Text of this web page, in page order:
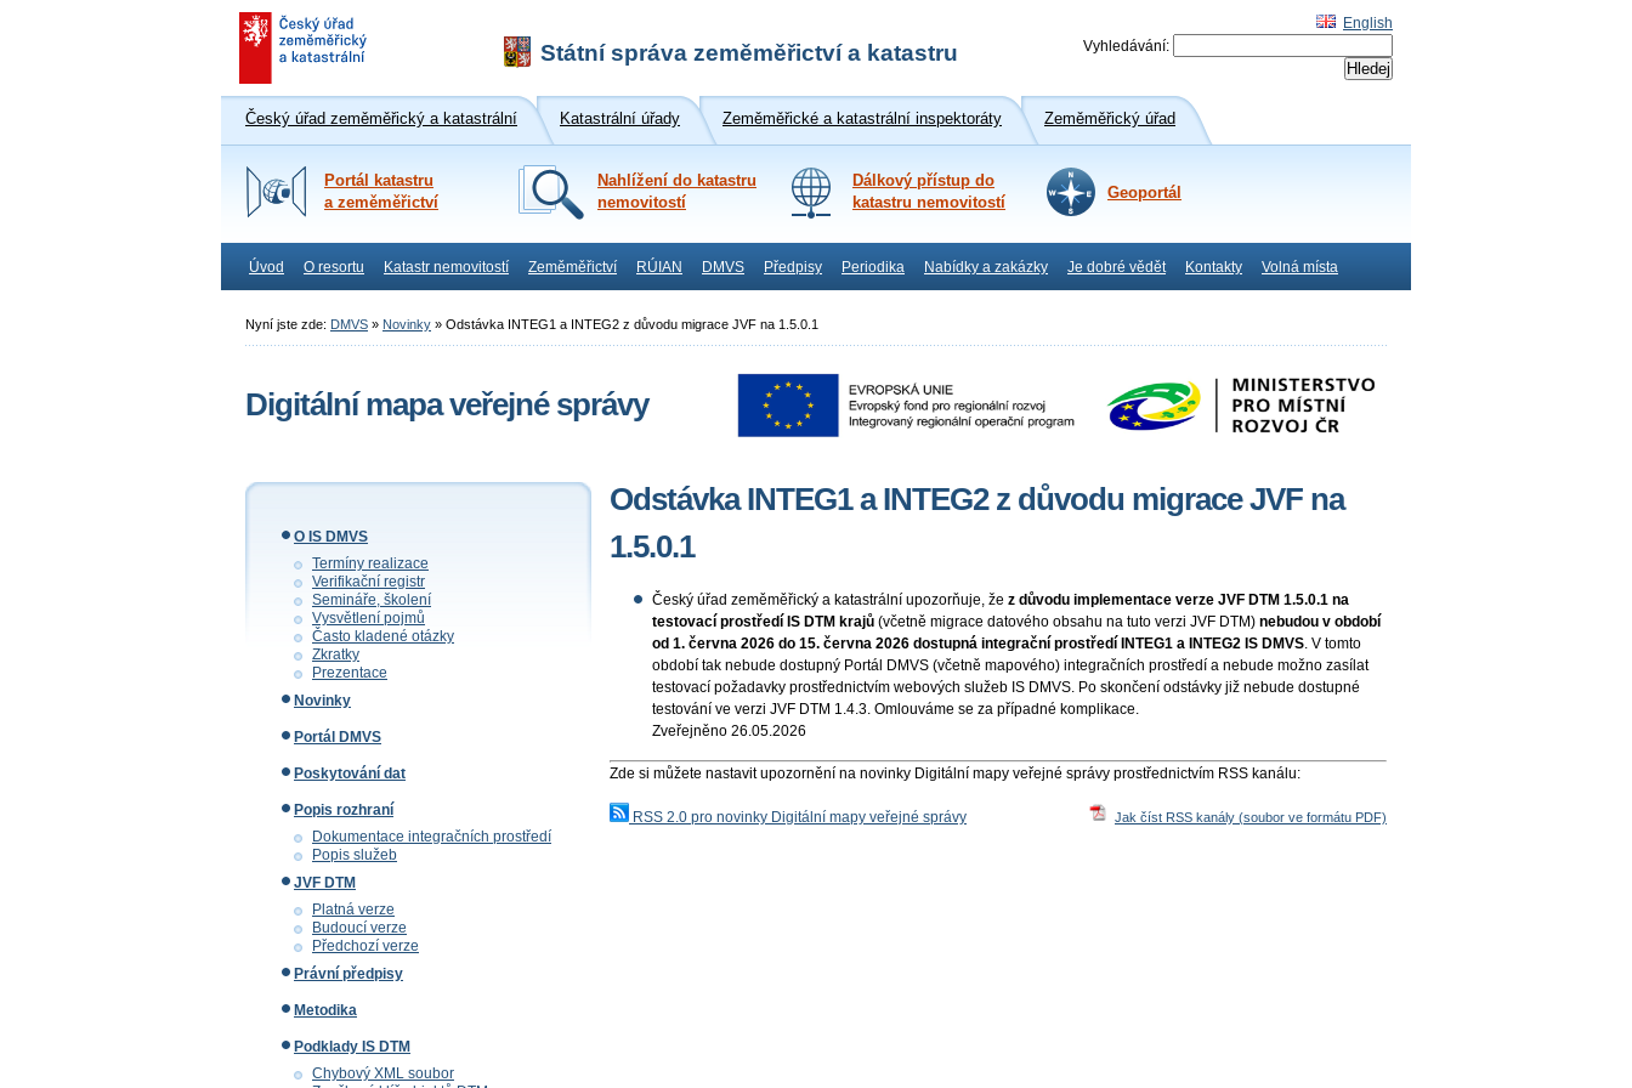
Státní správa zeměměřictví a katastru
English
Vyhledávání:
Český úřad zeměměřický a katastrální Katastrální úřady Zeměměřické a katastrální inspektoráty Zeměměřický úřad
Portál katastru
a zeměměřictví
Nahlížení do katastru
nemovitostí
Dálkový přístup do
katastru nemovitostí
Geoportál
Úvod O resortu Katastr nemovitostí Zeměměřictví RÚIAN DMVS Předpisy Periodika Nabídky a zakázky Je dobré vědět Kontakty Volná místa
Nyní jste zde: DMVS » Novinky » Odstávka INTEG1 a INTEG2 z důvodu migrace JVF na 1.5.0.1
Digitální mapa veřejné správy
O IS DMVS
Termíny realizace
Verifikační registr
Semináře, školení
Vysvětlení pojmů
Často kladené otázky
Zkratky
Prezentace
Novinky
Portál DMVS
Poskytování dat
Popis rozhraní
Dokumentace integračních prostředí
Popis služeb
JVF DTM
Platná verze
Budoucí verze
Předchozí verze
Právní předpisy
Metodika
Podklady IS DTM
Chybový XML soubor
Odstávka INTEG1 a INTEG2 z důvodu migrace JVF na
1.5.0.1
Český úřad zeměměřický a katastrální upozorňuje, že z důvodu implementace verze JVF DTM 1.5.0.1 na
testovací prostředí IS DTM krajů (včetně migrace datového obsahu na tuto verzi JVF DTM) nebudou v období
od 1. června 2026 do 15. června 2026 dostupná integrační prostředí INTEG1 a INTEG2 IS DMVS. V tomto
období tak nebude dostupný Portál DMVS (včetně mapového) integračních prostředí a nebude možno zasílat
testovací požadavky prostřednictvím webových služeb IS DMVS. Po skončení odstávky již nebude dostupné
testování ve verzi JVF DTM 1.4.3. Omlouváme se za případné komplikace.
Zveřejněno 26.05.2026
Zde si můžete nastavit upozornění na novinky Digitální mapy veřejné správy prostřednictvím RSS kanálu:
Jak číst RSS kanály (soubor ve formátu PDF)
RSS 2.0 pro novinky Digitální mapy veřejné správy